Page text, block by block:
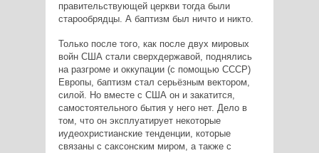
правительствующей церкви тогда были
старообрядцы. А баптизм был ничто и никто.
Только после того, как после двух мировых
войн США стали сверхдержавой, поднялись
на разгроме и оккупации (с помощью СССР)
Европы, баптизм стал серьёзным вектором,
силой. Но вместе с США он и закатится,
самостоятельного бытия у него нет. Дело в
том, что он эксплуатирует некоторые
иудеохристианские тенденции, которые
связаны с саксонским миром, а также с